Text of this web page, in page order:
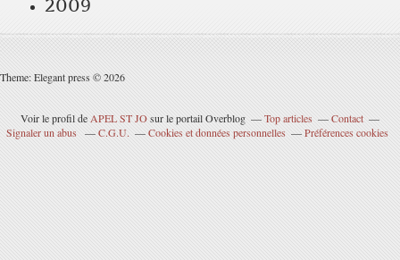
2009
Theme: Elegant press © 2026
Voir le profil de APEL ST JOsur le portail Overblog Top articles
Contact
Signaler un abus
C.G.U. Cookies et données personnelles Préférences cookies